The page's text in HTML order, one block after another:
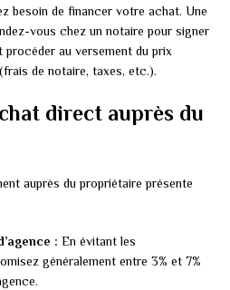
besoin de financer votre achat. Une
vous chez un notaire pour signer
procéder au versement du prix
de notaire, taxes, etc.).
direct auprès du
auprès du propriétaire présente
: En évitant les
généralement entre 3% et 7%